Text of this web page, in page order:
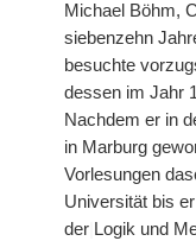
Michael Böhm,
siebenzehn
besuchte
dessen im Jahr
Nachdem er in
in Marburg
Vorlesungen
Universität bis
der Logik und